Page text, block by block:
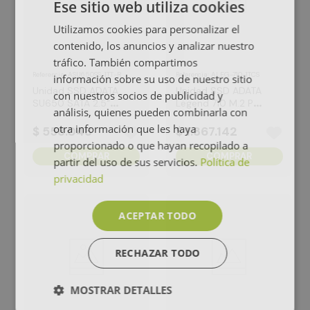
Referencia: ASU650SS-1TT-R
Unidad SSD ADATA
SU650 SATA 2.5"
558.048
COMPRAR
Referencia ALEG-710-1TCS
Unidad SSD ADATA
Legend 710 M.2 PCI
NVME Gen 3x4
2280 1TB
$1.367
COMPRAR
Ese sitio web utiliza cookies
Utilizamos cookies para personalizar el
contenido, los anuncios y analizar nuestro
tráfico. También compartimos
información sobre su uso de nuestro sitio
con nuestros socios de publicidad y
análisis, quienes pueden combinarla con
otra información que les haya
proporcionado o que hayan recopilado a
partir del uso de sus servicios. Política de
privacidad
ACEPTAR TODO
RECHAZAR TODO
MOSTRAR DETALLES